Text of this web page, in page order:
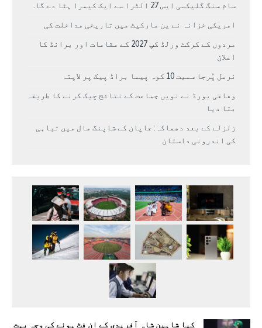
سام سنگ گلیکسی ایس 27 الٹرا سے ایک کیمرا ہٹا دے گا.
امریکی خزانہ نے ین مارکیٹ میں تاریخی مداخلت کی
مردوں کے کرکٹ ورلڈ کپ 2027 کے مقامات اور برانڈ کا
اعلان
نرمل پُرجا سمیت 10 کوہ پیما براڈ پیک پر لاپتہ
وفاقی بورڈ نے نویں جماعت کے نتائج چیک کرنے کا طریقہ
بتا دیا
زلزلے کے بعد دھماکہ: جاپان کے شاپنگ مال میں تباہی
کی اندرونی داستان
کیا شاہین شاہ آفریدی کے ان فٹ ہونے کی وجہ بہت